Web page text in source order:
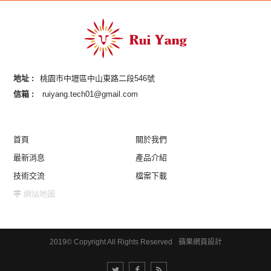
地址 :
桃園市中壢區中山東路二段546號
信箱 :
ruiyang.tech01@gmail.com
首頁
關於我們
最新消息
產品介紹
技術交流
檔案下載
網站地圖
2019© Copyright All Rights Reserved 蘋果網頁設計